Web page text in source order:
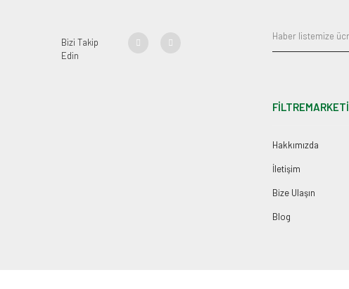
Bizi Takip
Edin
Hakkımızda
İletişim
Bize Ulaşın
Blog